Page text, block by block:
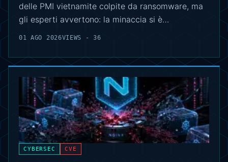
delle PMI vietnamite colpite da ransomware, ma
gli esperti avvertono: la minaccia si è…
01 AGO 2026VIEWS - 36
CYBERSEC CVE